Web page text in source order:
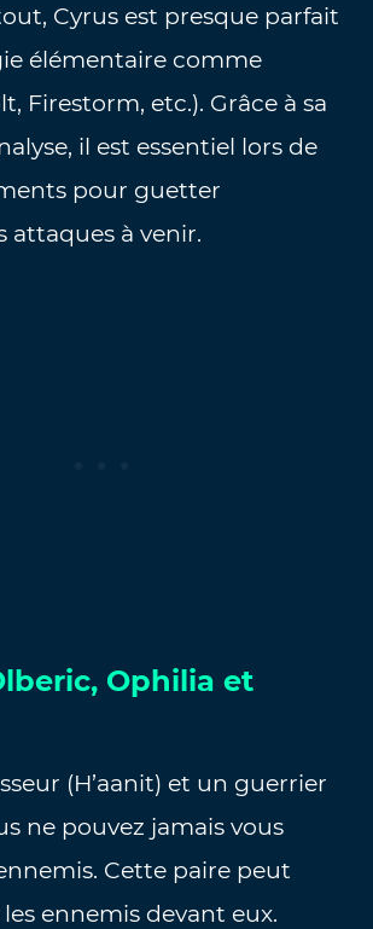
Cyrus est presque parfait
élémentaire comme
Firestorm, etc.). Grâce à sa
il est essentiel lors de
pour guetter
attaques à venir.
Ophilia et
(H’aanit) et un guerrier
ne pouvez jamais vous
Cette paire peut
ennemis devant eux.